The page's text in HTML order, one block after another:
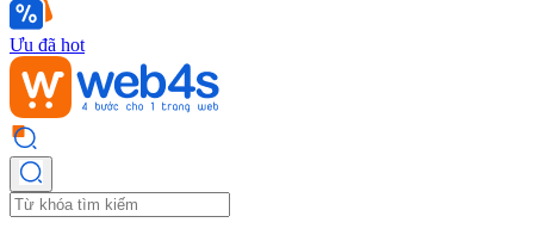
Ưu đã hot